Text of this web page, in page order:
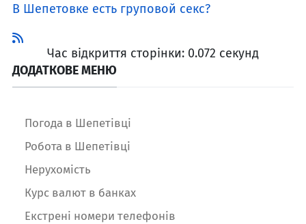
В Шепетовке есть груповой секс?
Час відкриття сторінки: 0.072 секунд
ДОДАТКОВЕ МЕНЮ
Погода в Шепетівці
Робота в Шепетівці
Нерухомість
Курс валют в банках
Екстрені номери телефонів